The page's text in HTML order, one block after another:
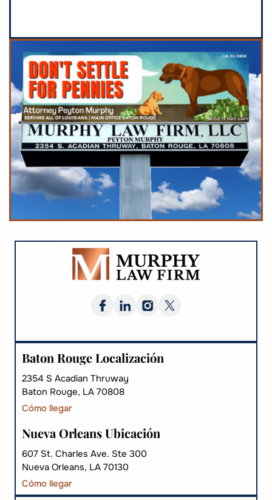
Baton Rouge Localización
2354 S Acadian Thruway
Baton Rouge, LA 70808
Cómo llegar
Nueva Orleans Ubicación
607 St. Charles Ave. Ste 300
Nueva Orleans, LA 70130
Cómo llegar